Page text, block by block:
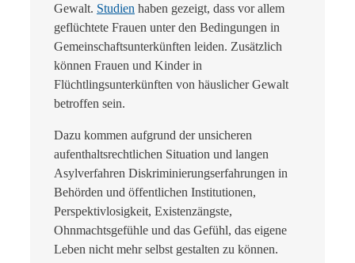
Gewalt. Studien haben gezeigt, dass vor allem
geflüchtete Frauen unter den Bedingungen in
Gemeinschaftsunterkünften leiden. Zusätzlich
können Frauen und Kinder in
Flüchtlingsunterkünften von häuslicher Gewalt
betroffen sein.
Dazu kommen aufgrund der unsicheren
aufenthaltsrechtlichen Situation und langen
Asylverfahren Diskriminierungserfahrungen in
Behörden und öffentlichen Institutionen,
Perspektivlosigkeit, Existenzängste,
Ohnmachtsgefühle und das Gefühl, das eigene
Leben nicht mehr selbst gestalten zu können.